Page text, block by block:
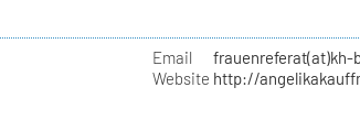
Email
frauenreferat(at)kh-
Website http://